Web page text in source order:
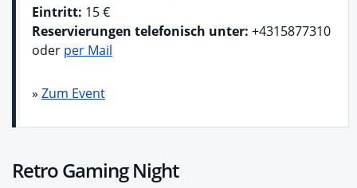
Eintritt: 15 €
Reservierungen telefonisch unter: +4315877310
oder per Mail
» Zum Event
Retro Gaming Night